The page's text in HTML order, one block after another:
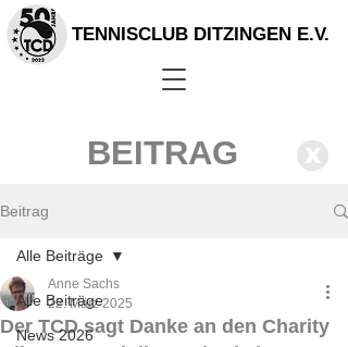
TENNISCLUB DITZINGEN E.V.
BEITRAG X
Beitrag
Alle Beiträge
News 2026
Alle Beiträge
Der TCD sagt Danke an den Charity
Anne Sachs
22. März 2025